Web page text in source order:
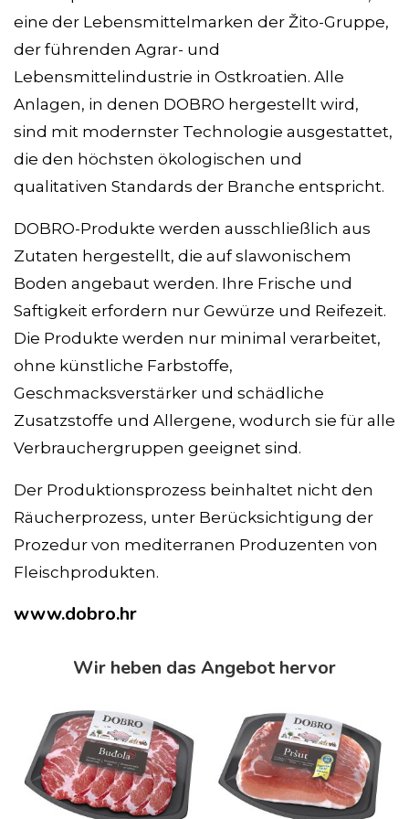
eine der Lebensmittelmarken der Žito-Gruppe,
der führenden Agrar- und
Lebensmittelindustrie in Ostkroatien. Alle
Anlagen, in denen DOBRO hergestellt wird,
sind mit modernster Technologie ausgestattet,
die den höchsten ökologischen und
qualitativen Standards der Branche entspricht.
DOBRO-Produkte werden ausschließlich aus
Zutaten hergestellt, die auf slawonischem
Boden angebaut werden. Ihre Frische und
Saftigkeit erfordern nur Gewürze und Reifezeit.
Die Produkte werden nur minimal verarbeitet,
ohne künstliche Farbstoffe,
Geschmacksverstärker und schädliche
Zusatzstoffe und Allergene, wodurch sie für alle
Verbrauchergruppen geeignet sind.
Der Produktionsprozess beinhaltet nicht den
Räucherprozess, unter Berücksichtigung der
Prozedur von mediterranen Produzenten von
Fleischprodukten.
www.dobro.hr
Wir heben das Angebot hervor